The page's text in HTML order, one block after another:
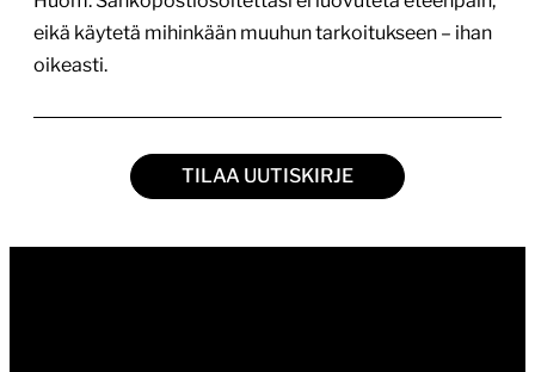
eikä käytetä mihinkään muuhun tarkoitukseen – ihan
oikeasti.
TILAA UUTISKIRJE